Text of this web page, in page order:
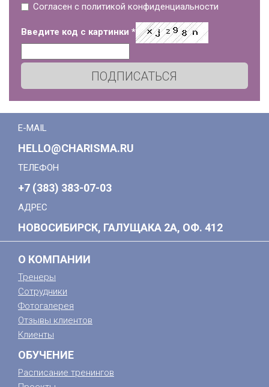
Согласен с политикой конфиденциальности
Введите код с картинки *
ПОДПИСАТЬСЯ
E-MAIL
HELLO@CHARISMA.RU
ТЕЛЕФОН
+7 (383) 383-07-03
АДРЕС
НОВОСИБИРСК, ГАЛУЩАКА 2А, ОФ. 412
О КОМПАНИИ
Тренеры
Сотрудники
Фотогалерея
Отзывы клиентов
Клиенты
ОБУЧЕНИЕ
Расписание тренингов